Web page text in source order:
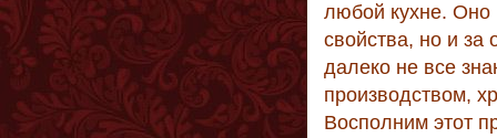
любой кухне. Оно
свойства, но и за
далеко не все
производством,
Восполним этот